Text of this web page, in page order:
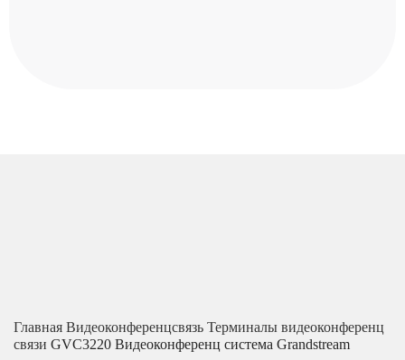
Главная Видеоконференцсвязь Терминалы видеоконференц
связи GVC3220 Видеоконференц система Grandstream